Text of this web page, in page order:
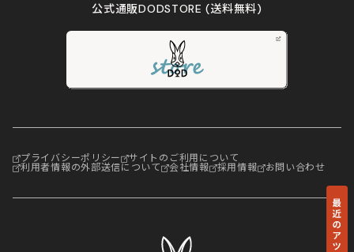
公式通販DODSTORE(送料無料)
プライバシーポリシー サイトのご利用について
利用者情報の外部送信について 会社情報 採用情報 お問い合わせ